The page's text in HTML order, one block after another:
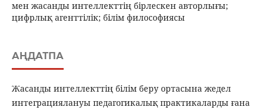
мен жасанды интеллекттің бірлескен авторлығы;
цифрлық агенттілік; білім философиясы
АҢДАТПА
Жасанды интеллекттің білім беру ортасына жедел
интеграциялануы педагогикалық практикаларды ғана